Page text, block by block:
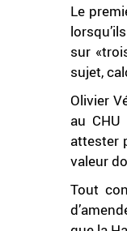
Le
sur
sujet,
Olivier
au
attester
valeur
Tout